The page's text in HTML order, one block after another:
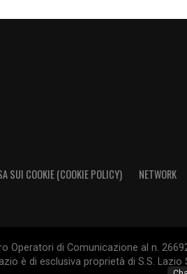
SUI COOKIE (COOKIE POLICY) NETWORK
di Comunicazione al n.
è di esclusiva proprietà di S.S. Lazio